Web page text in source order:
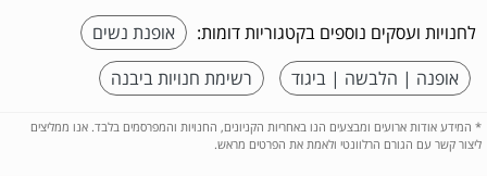
לחנויות ועסקים נוספים בקטגוריות דומות:
אופנת נשים
אופנה | הלבשה | ביגוד
רשימת חנויות ביבנה
* המידע אודות ארועים ומבצעים הנו באחריות הקניונים, החנויות והמפרסמים בלבד. אנו ממליצים
ליצור קשר עם הגורם הרלוונטי ולאמת את הפרטים מראש.